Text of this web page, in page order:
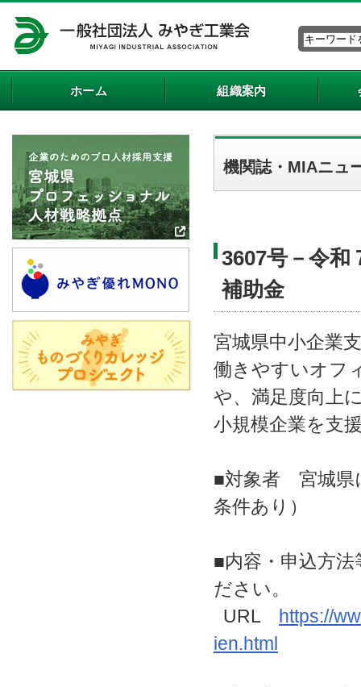
ホーム 組織案内
機関誌・MIAニュ
3607号－令和
補助金
宮城県中小企業
働きやすいオフ
や、満足度向上
小規模企業を支
■対象者 宮城県
条件あり）
■内容・申込方
ださい。
URL https://
ien.html